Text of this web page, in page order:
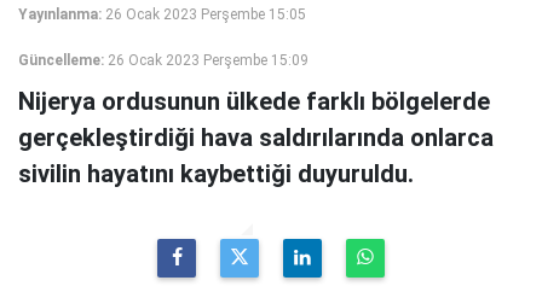
Yayınlanma: 26 Ocak 2023 Perşembe 15:05
Güncelleme: 26 Ocak 2023 Perşembe 15:09
Nijerya ordusunun ülkede farklı bölgelerde
gerçekleştirdiği hava saldırılarında onlarca
sivilin hayatını kaybettiği duyuruldu.